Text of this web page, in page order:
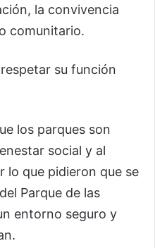
la convivencia
comunitario.
su función
los parques son
social y al
lo que pidieron que se
Parque de las
entorno seguro y